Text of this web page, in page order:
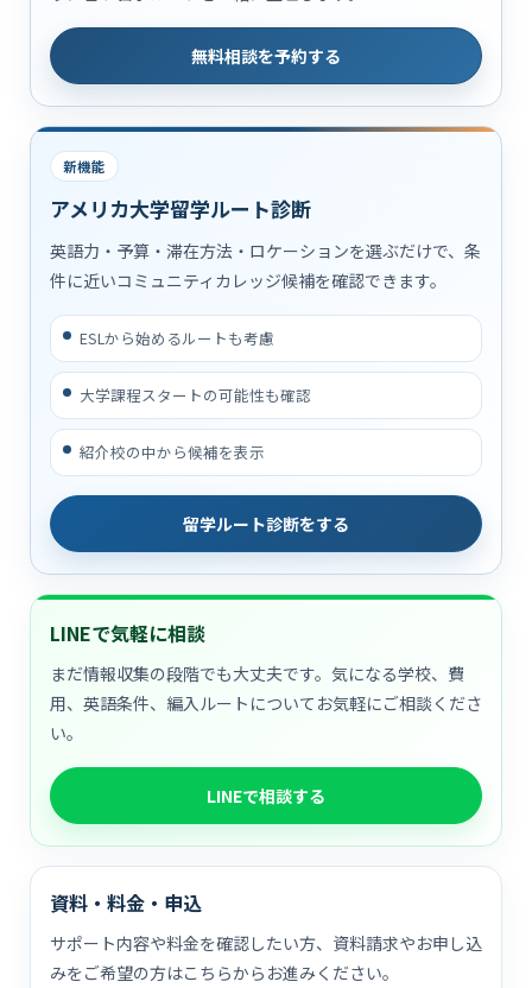
無料相談を予約する
新機能
アメリカ大学留学ルート診断
英語力・予算・滞在方法・ロケーションを選ぶだけで、条
件に近いコミュニティカレッジ候補を確認できます。
ESLから始めるルートも考慮
大学課程スタートの可能性も確認
紹介校の中から候補を表示
留学ルート診断をする
LINEで気軽に相談
まだ情報収集の段階でも大丈夫です。気になる学校、費
用、英語条件、編入ルートについてお気軽にご相談くださ
い。
LINEで相談する
資料・料金・申込
サポート内容や料金を確認したい方、資料請求やお申し込
みをご希望の方はこちらからお進みください。